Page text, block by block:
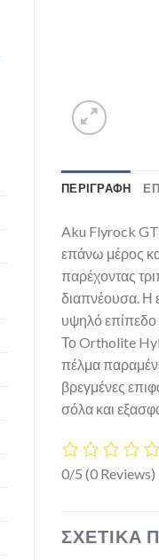
ΠΕΡΙΓΡΑΦΉ
Aku Flyrock
επάνω μέρος
παρέχοντας
διαπνέουσα. Η
υψηλό επίπεδο
Το Ortholite
πέλμα
βρεγμένες
σόλα και
0/5 (0 Reviews)
ΣΧΕΤΙΚΆ